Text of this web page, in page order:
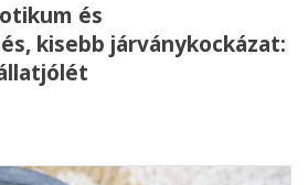
és
kisebb járványkockázat: